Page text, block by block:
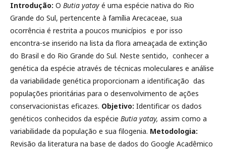
Introdução: O Butia yatay é uma espécie nativa do Rio
Grande do Sul, pertencente à família Arecaceae, sua
ocorrência é restrita a poucos municípios e por isso
encontra-se inserido na lista da flora ameaçada de extinção
do Brasil e do Rio Grande do Sul. Neste sentido, conhecer a
genética da espécie através de técnicas moleculares e análise
da variabilidade genética proporcionam a identificação das
populações prioritárias para o desenvolvimento de ações
conservacionistas eficazes. Objetivo: Identificar os dados
genéticos conhecidos da espécie Butia yatay, assim como a
variabilidade da população e sua filogenia. Metodologia:
Revisão da literatura na base de dados do Google Acadêmico